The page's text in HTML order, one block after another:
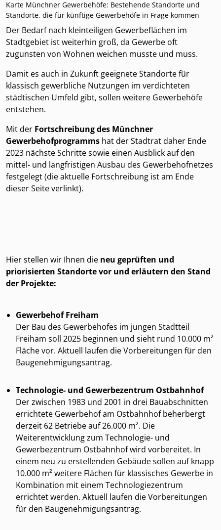
Karte Münchner Gewerbehöfe: Bestehende Standorte und
Standorte, die für künftige Gewerbehöfe in Frage kommen
Der Bedarf nach kleinteiligen Gewerbeflächen im
Stadtgebiet ist weiterhin groß, da Gewerbe oft
zugunsten von Wohnen weichen musste und muss.
Damit es auch in Zukunft geeignete Standorte für
klassisch gewerbliche Nutzungen im verdichteten
städtischen Umfeld gibt, sollen weitere Gewerbehöfe
entstehen.
Mit der Fortschreibung des Münchner
Gewerbehofprogramms hat der Stadtrat daher Ende
2023 nächste Schritte sowie einen Ausblick auf den
mittel- und langfristigen Ausbau des Gewerbehofnetzes
festgelegt (die aktuelle Fortschreibung ist am Ende
dieser Seite verlinkt).
Hier stellen wir Ihnen die neu geprüften und
priorisierten Standorte vor und erläutern den Stand
der Projekte:
Gewerbehof Freiham
Der Bau des Gewerbehofes im jungen Stadtteil
Freiham soll 2025 beginnen und sieht rund 10.000 m²
Fläche vor. Aktuell laufen die Vorbereitungen für den
Baugenehmigungsantrag.
Technologie- und Gewerbezentrum Ostbahnhof
Der zwischen 1983 und 2001 in drei Bauabschnitten
errichtete Gewerbehof am Ostbahnhof beherbergt
derzeit 62 Betriebe auf 26.000 m². Die
Weiterentwicklung zum Technologie- und
Gewerbezentrum Ostbahnhof wird vorbereitet. In
einem neu zu erstellenden Gebäude sollen auf knapp
10.000 m² weitere Flächen für klassisches Gewerbe in
Kombination mit einem Technologiezentrum
errichtet werden. Aktuell laufen die Vorbereitungen
für den Baugenehmigungsantrag.